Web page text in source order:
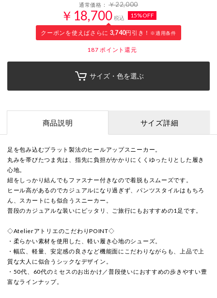
通常価格：￥22,000
￥18,700 税込 15%OFF
クーポンを使えばさらに 3,740円引き！ ※適用条件
187 ポイント還元
サイズ・色を選ぶ
商品説明 サイズ詳細
足を包み込むプラット製法のヒールアップスニーカー。
丸みを帯びたつま先は、指先に負担がかかりにくくゆったりとした履き
心地。
紐をしっかり結んでもファスナー付きなので着脱もスムーズです。
ヒール高があるのでカジュアルになり過ぎず、パンツスタイルはもちろ
ん、スカートにも似合うスニーカー。
普段のカジュアルな装いにピッタリ、ご旅行にもおすすめの1足です。
◇AtelierアトリエのこだわりPOINT◇
・柔らかい素材を使用した、軽い履き心地のシューズ。
・幅広、軽量、安定感の良さなど機能面にこだわりながらも、上品で上
質な大人に似合うシックなデザイン。
・50代、60代のミセスのお出かけ／普段使いにおすすめの歩きやすい豊
富なラインナップ。